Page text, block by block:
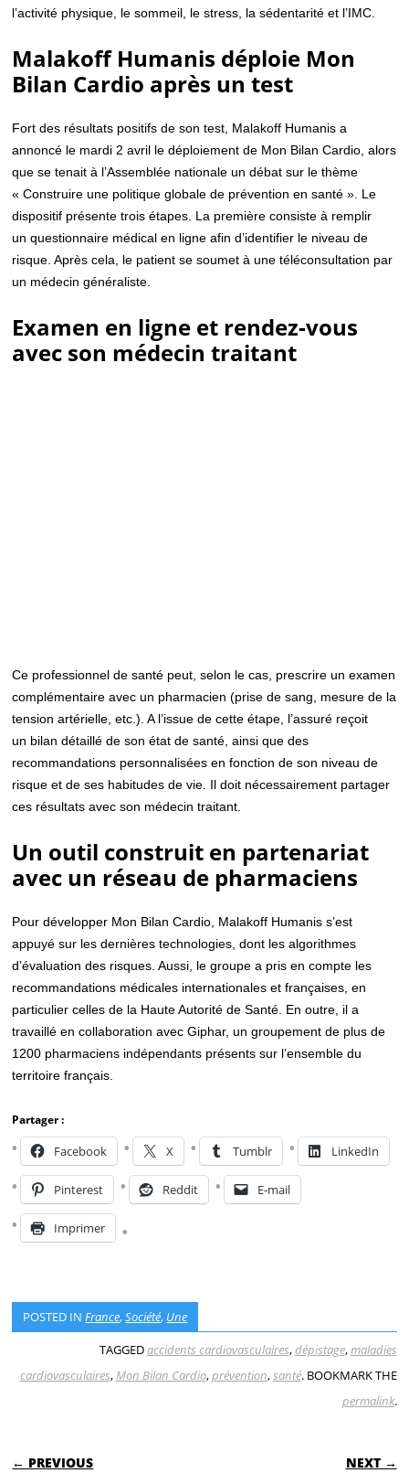
l’activité physique, le sommeil, le stress, la sédentarité et l’IMC.
Malakoff Humanis déploie Mon
Bilan Cardio après un test
Fort des résultats positifs de son test, Malakoff Humanis a
annoncé le mardi 2 avril le déploiement de Mon Bilan Cardio, alors
que se tenait à l’Assemblée nationale un débat sur le thème
« Construire une politique globale de prévention en santé ». Le
dispositif présente trois étapes. La première consiste à remplir
un questionnaire médical en ligne afin d’identifier le niveau de
risque. Après cela, le patient se soumet à une téléconsultation par
un médecin généraliste.
Examen en ligne et rendez-vous
avec son médecin traitant
Ce professionnel de santé peut, selon le cas, prescrire un examen
complémentaire avec un pharmacien (prise de sang, mesure de la
tension artérielle, etc.). A l’issue de cette étape, l’assuré reçoit
un bilan détaillé de son état de santé, ainsi que des
recommandations personnalisées en fonction de son niveau de
risque et de ses habitudes de vie. Il doit nécessairement partager
ces résultats avec son médecin traitant.
Un outil construit en partenariat
avec un réseau de pharmaciens
Pour développer Mon Bilan Cardio, Malakoff Humanis s’est
appuyé sur les dernières technologies, dont les algorithmes
d’évaluation des risques. Aussi, le groupe a pris en compte les
recommandations médicales internationales et françaises, en
particulier celles de la Haute Autorité de Santé. En outre, il a
travaillé en collaboration avec Giphar, un groupement de plus de
1200 pharmaciens indépendants présents sur l’ensemble du
territoire français.
Partager :
Facebook X Tumblr LinkedIn
Pinterest Reddit E-mail
Imprimer
POSTED INFrance,Société, Une
TAGGEDaccidents cardiovasculaires,dépistage,maladies
cardiovasculaires,Mon Bilan Cardio,prévention,santé. BOOKMARK THE
permalink.
POST NAVIGATION
← PREVIOUS NEXT →